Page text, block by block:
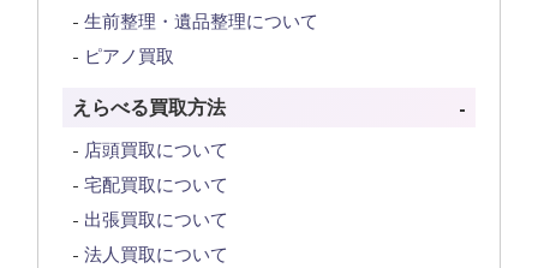
生前整理・遺品整理について
ピアノ買取
えらべる買取方法
店頭買取について
宅配買取について
出張買取について
法人買取について